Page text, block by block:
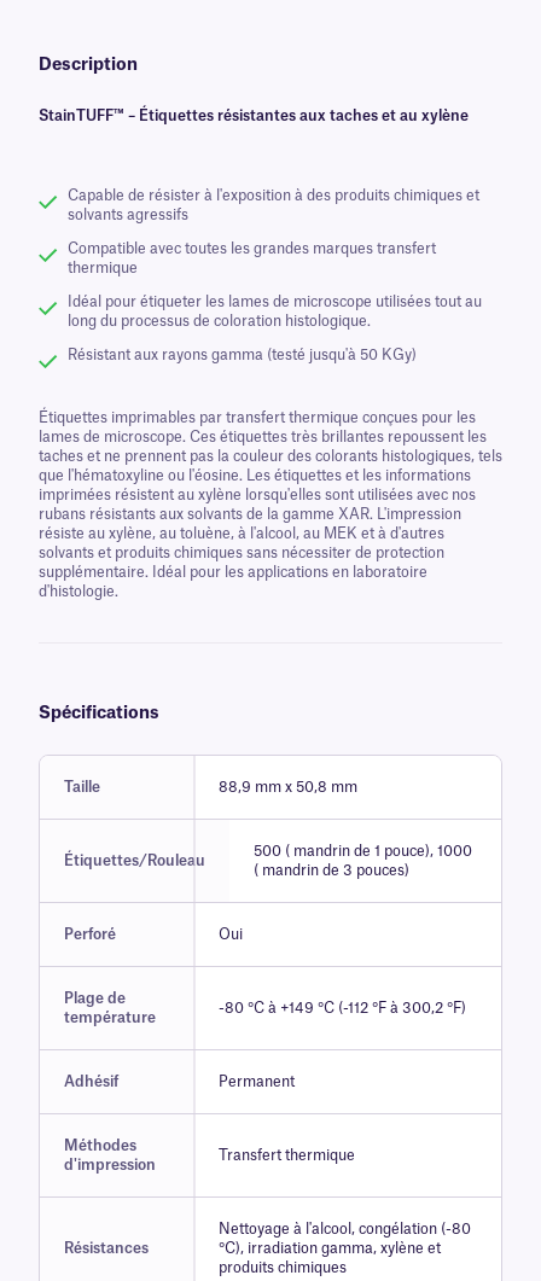
Description
StainTUFF™ – Étiquettes résistantes aux taches et au xylène
Capable de résister à l'exposition à des produits chimiques et
solvants agressifs
Compatible avec toutes les grandes marques transfert
thermique
Idéal pour étiqueter les lames de microscope utilisées tout au
long du processus de coloration histologique.
Résistant aux rayons gamma (testé jusqu'à 50 KGy)
Étiquettes imprimables par transfert thermique conçues pour les
lames de microscope. Ces étiquettes très brillantes repoussent les
taches et ne prennent pas la couleur des colorants histologiques, tels
que l'hématoxyline ou l'éosine. Les étiquettes et les informations
imprimées résistent au xylène lorsqu'elles sont utilisées avec nos
rubans résistants aux solvants de la gamme XAR. L'impression
résiste au xylène, au toluène, à l'alcool, au MEK et à d'autres
solvants et produits chimiques sans nécessiter de protection
supplémentaire. Idéal pour les applications en laboratoire
d'histologie.
Spécifications
Taille 88,9 mm x 50,8 mm
Étiquettes/Rouleau
500 ( mandrin de 1 pouce), 1000
( mandrin de 3 pouces)
Perforé Oui
Plage de
température
-80 °C à +149 °C (-112 °F à 300,2 °F)
Adhésif Permanent
Méthodes
d'impression
Transfert thermique
Résistances
Nettoyage à l'alcool, congélation (-80
°C), irradiation gamma, xylène et
produits chimiques